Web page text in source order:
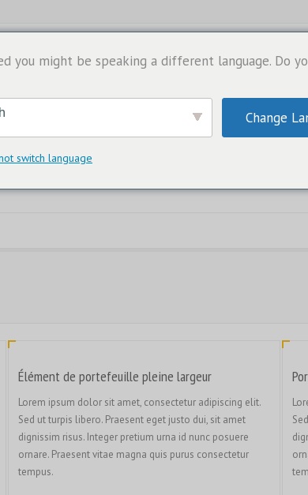
Élément de portefeuille pleine largeur
Lorem ipsum dolor sit amet, consectetur adipiscing elit.
Sed ut turpis libero. Praesent eget justo dui, sit amet
dignissim risus. Integer pretium urna id nunc posuere
ornare. Praesent vitae magna quis purus consectetur
tempus.
you might be speaking a different language. Do
Change
switch language